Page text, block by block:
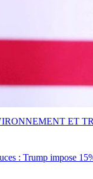
: Trump impose
ET